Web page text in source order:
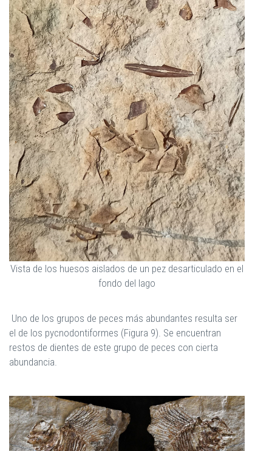
Vista de los huesos aislados de un pez desarticulado en el
fondo del lago
Uno de los grupos de peces más abundantes resulta ser
el de los pycnodontiformes (Figura 9). Se encuentran
restos de dientes de este grupo de peces con cierta
abundancia.